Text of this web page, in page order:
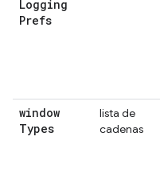
Logging
Prefs
window
Types
lista de
cadenas